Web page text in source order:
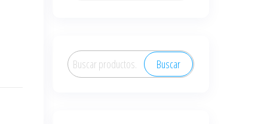
Buscar
por:
Buscar